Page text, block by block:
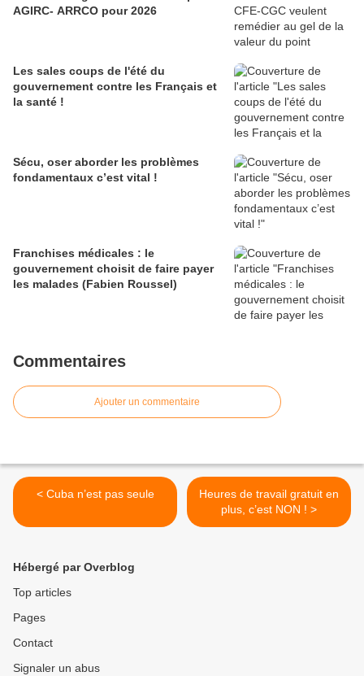
AGIRC- ARRCO pour 2026
Les sales coups de l'été du
gouvernement contre les Français et
la santé !
Sécu, oser aborder les problèmes
fondamentaux c’est vital !
Franchises médicales : le
gouvernement choisit de faire payer
les malades (Fabien Roussel)
Commentaires
Ajouter un commentaire
< Cuba n’est pas seule
Heures de travail gratuit en
plus, c’est NON ! >
Hébergé par Overblog
Top articles
Pages
Contact
Signaler un abus